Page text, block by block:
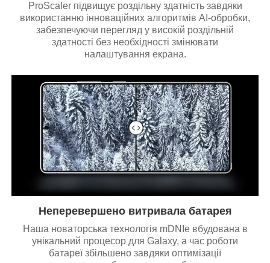
ProScaler підвищує роздільну здатність завдяки
використанню інноваційних алгоритмів AI-обробки,
забезпечуючи перегляд у високій роздільній
здатності без необхідності змінювати
налаштування екрана.
Неперевершено витривала батарея
Наша новаторська технологія mDNIe вбудована в
унікальний процесор для Galaxy, а час роботи
батареї збільшено завдяки оптимізації